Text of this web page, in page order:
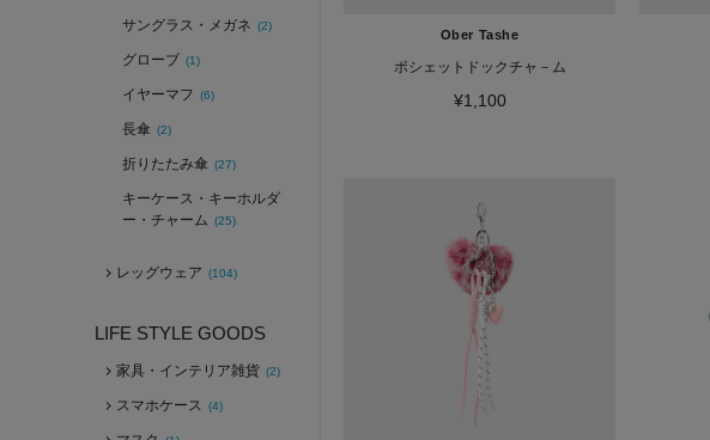
サングラス・メガネ (2)
グローブ (1)
イヤーマフ (6)
長傘 (2)
折りたたみ傘 (27)
キーケース・キーホルダ
ー・チャーム (25)
レッグウェア (104)
LIFE STYLE GOODS
家具・インテリア雑貨 (2)
スマホケース (4)
Ober Tashe
ポシェットドックチャ－ム
¥1,100